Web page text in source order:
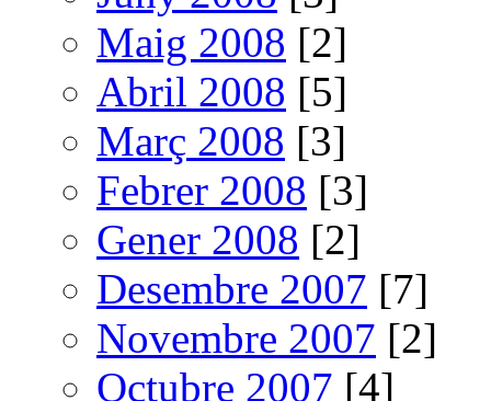
Maig 2008 [2]
Abril 2008 [5]
Març 2008 [3]
Febrer 2008 [3]
Gener 2008 [2]
Desembre 2007 [7]
Novembre 2007 [2]
Octubre 2007 [4]